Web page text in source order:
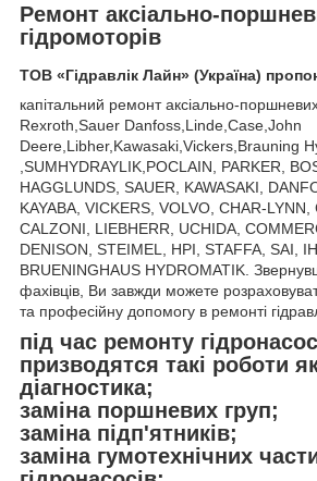
Ремонт аксіально-
гідромоторів
ТОВ «Гідравлік Лайн» (Україна)
капітальний ремонт аксіально-
Rexroth,Sauer Danfoss,Linde,Case,John
Deere,Libher,Kawasaki,Vickers,Brauning
,SUMHYDRAYLIK,POCLAIN, PARKER,
HAGGLUNDS, SAUER, KAWASAKI,
KAYABA, VICKERS, VOLVO, CHAR-LYNN,
CALZONI, LIEBHERR, UCHIDA,
DENISON, STEIMEL, HPI, STAFFA, SAI,
BRUENINGHAUS HYDROMATIK.
фахівців, Ви завжди можете
та професійну допомогу в ремонті
під час ремонту
призводятся такі роботи
діагностика;
заміна поршневих груп;
заміна підп'ятників;
заміна гумотехнічних